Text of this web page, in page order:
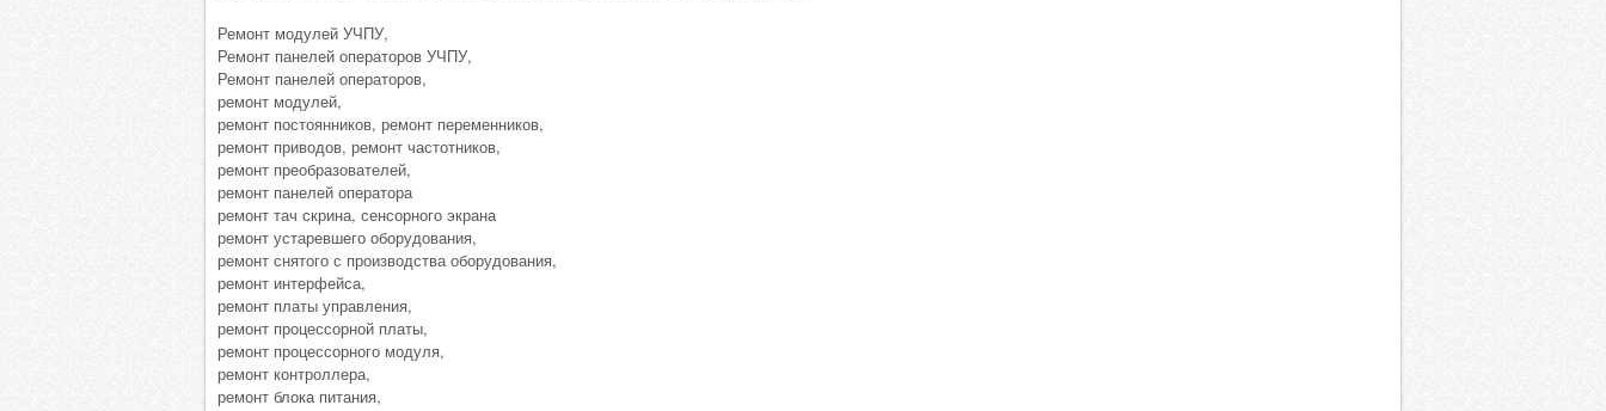
Ремонт модулей УЧПУ,
Ремонт панелей операторов УЧПУ,
Ремонт панелей операторов,
ремонт модулей,
ремонт постоянников, ремонт переменников,
ремонт приводов, ремонт частотников,
ремонт преобразователей,
ремонт панелей оператора
ремонт тач скрина, сенсорного экрана
ремонт устаревшего оборудования,
ремонт снятого с производства оборудования,
ремонт интерфейса,
ремонт платы управления,
ремонт процессорной платы,
ремонт процессорного модуля,
ремонт контроллера,
ремонт блока питания,